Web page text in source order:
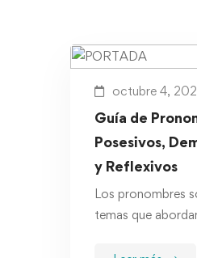
octubre 4,
Guía de
Posesivos,
y Reflexivos
Los pronombres
temas que